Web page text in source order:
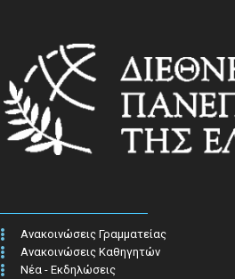
Ανακοινώσεις Γραμματείας
Ανακοινώσεις Καθηγητών
Νέα - Εκδηλώσεις